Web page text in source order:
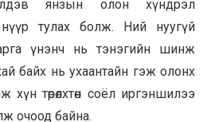
янзын олон хүндрэл
тулах болж. Ний нуугүй
үнэнч нь тэнэгийн шинж
байх нь ухаантайн гэж олонх
төрөлхтөн соёл иргэншилээ
очоод байна.